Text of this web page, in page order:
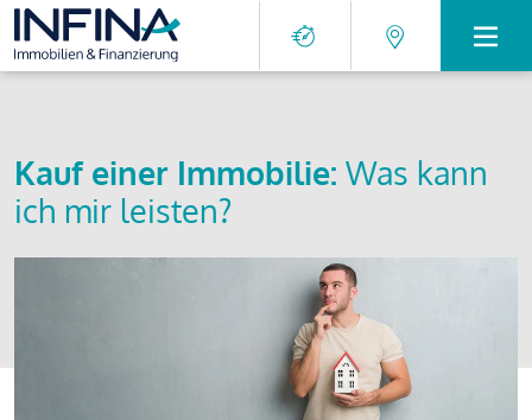
Kauf einer Immobilie: Was kann
ich mir leisten?